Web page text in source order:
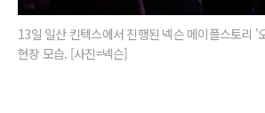
13일 일산 킨텍스에서 진행된 넥슨 메이플스토리 '
현장 모습. [사진=넥슨]